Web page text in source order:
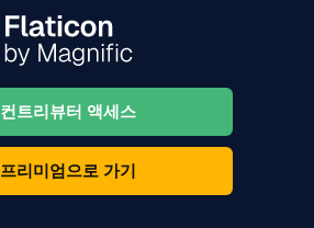
컨트리뷰터 액세스
프리미엄으로 가기